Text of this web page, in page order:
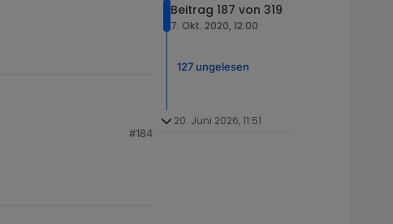
#184
Beitrag 187 von 319
7. Okt. 2020, 12:00
127 ungelesen
20. Juni 2026, 11:51